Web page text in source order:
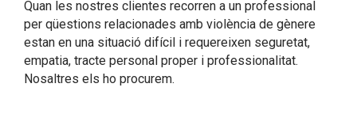
Quan les nostres clientes recorren a un professional
per qüestions relacionades amb violència de gènere
estan en una situació difícil i requereixen seguretat,
empatia, tracte personal proper i professionalitat.
Nosaltres els ho procurem.